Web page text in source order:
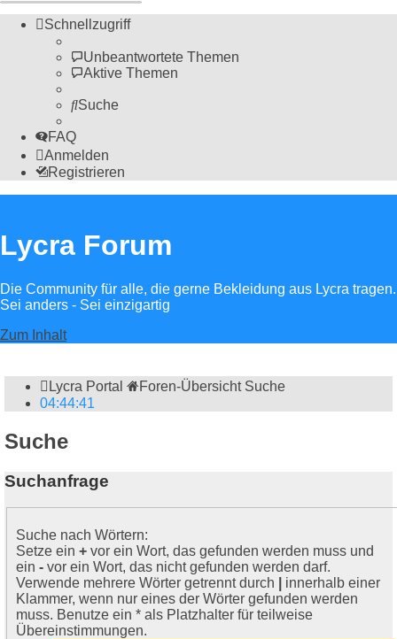
Schnellzugriff
Unbeantwortete Themen
Aktive Themen
Suche
FAQ
Anmelden
Registrieren
Lycra Forum
Die Community für alle, die gerne Bekleidung aus Lycra tragen.
Sei anders - Sei einzigartig
Zum Inhalt
Lycra Portal Foren-Übersicht Suche
04:44:41
Suche
Suchanfrage
Suche nach Wörtern:
Setze ein + vor ein Wort, das gefunden werden muss und
ein - vor ein Wort, das nicht gefunden werden darf.
Verwende mehrere Wörter getrennt durch
innerhalb einer
Klammer, wenn nur eines der Wörter gefunden werden
muss. Benutze ein * als Platzhalter für teilweise
Übereinstimmungen.